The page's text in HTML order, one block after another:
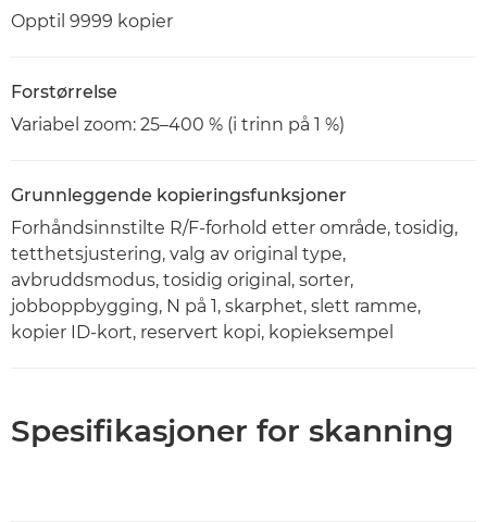
Opptil 9999 kopier
Forstørrelse
Variabel zoom: 25–400 % (i trinn på 1 %)
Grunnleggende kopieringsfunksjoner
Forhåndsinnstilte R/F-forhold etter område, tosidig,
tetthetsjustering, valg av original type,
avbruddsmodus, tosidig original, sorter,
jobboppbygging, N på 1, skarphet, slett ramme,
kopier ID-kort, reservert kopi, kopieksempel
Spesifikasjoner for skanning